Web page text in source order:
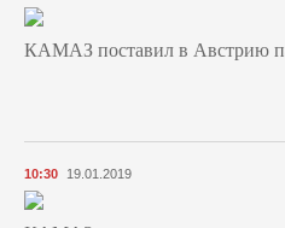
КАМАЗ поставил в Австрию
10:30 19.01.2019